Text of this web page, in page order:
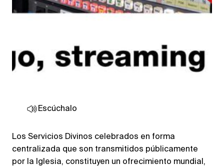
Escúchalo
Los Servicios Divinos celebrados en forma
centralizada que son transmitidos públicamente
por la Iglesia, constituyen un ofrecimiento mundial,